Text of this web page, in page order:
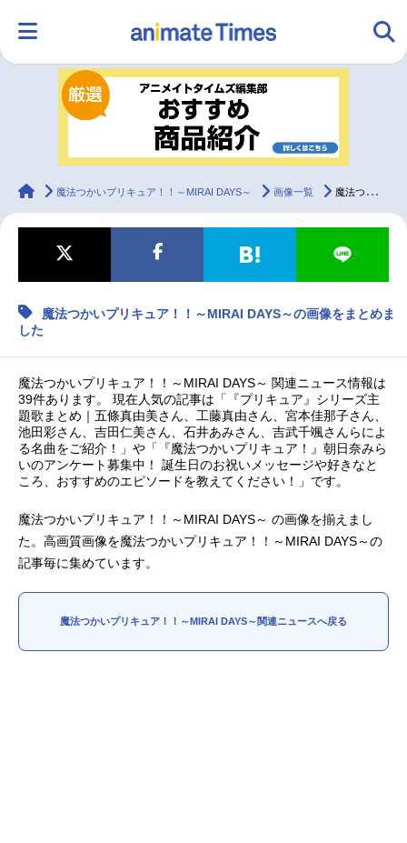
ランキング アニメ
ラジオ グッズ
マンガ・ラノベ ゲーム・アプリ 音楽 コスプレ
2.5次元 配信・Vtuber 無料マンガ
最新記事一覧
アニメ記事一覧 声優記事一覧
アニメ映画一覧 実写化映画一覧
今期アニメ曜日別一覧
春アニメ 夏アニメ
秋アニメ
男性声優/女性声優一覧
animateTimes
魔法つかいプリキュア！！～MIRAI DAYS～ 画像一覧 魔法つかいプリキュア！！～MIRAI DAYS～の画像をまとめました
魔法つかいプリキュア！！～MIRAI DAYS～の画像をまとめま
した
魔法つかいプリキュア！！～MIRAI DAYS～ 関連ニュース情報は
39件あります。 現在人気の記事は「『プリキュア』シリーズ主
題歌まとめ｜五條真由美さん、工藤真由さん、宮本佳那子さん、
池田彩さん、吉田仁美さん、石井あみさん、吉武千颯さんらによ
る名曲をご紹介！」や「『魔法つかいプリキュア！』朝日奈みら
いのアンケート募集中！ 誕生日のお祝いメッセージや好きなと
ころ、おすすめのエピソードを教えてください！」です。
魔法つかいプリキュア！！～MIRAI DAYS～ の画像を揃えまし
た。高画質画像を魔法つかいプリキュア！！～MIRAI DAYS～の
記事毎に集めています。
魔法つかいプリキュア！！～MIRAI DAYS～関連ニュースへ戻る